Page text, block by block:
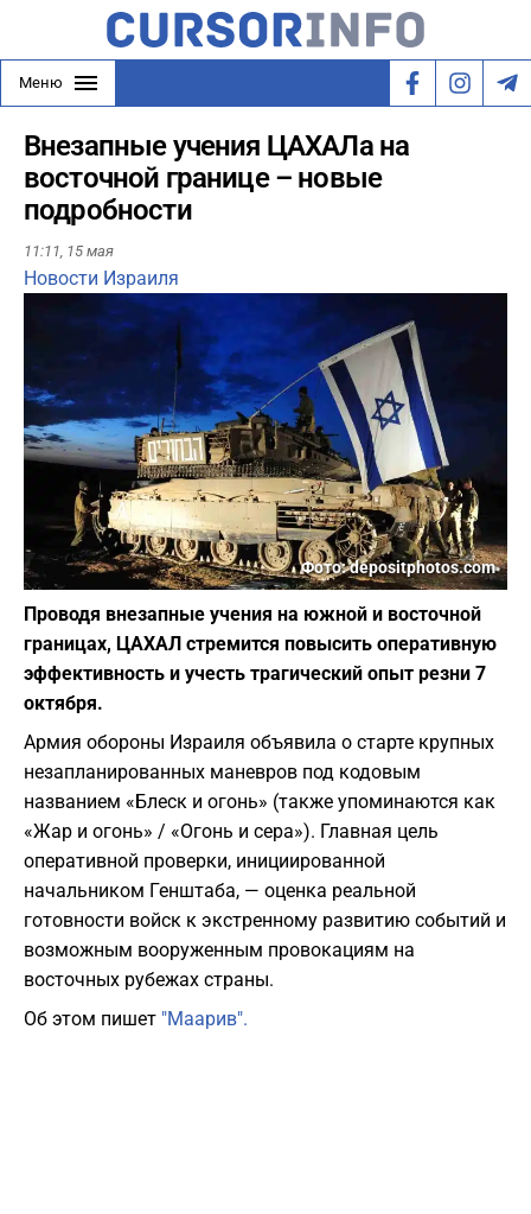
Меню
Внезапные учения ЦАХАЛа на
восточной границе – новые
подробности
11:11, 15 мая
Новости Израиля
Фото: depositphotos.com
Проводя внезапные учения на южной и восточной
границах, ЦАХАЛ стремится повысить оперативную
эффективность и учесть трагический опыт резни 7
октября.
Армия обороны Израиля объявила о старте крупных
незапланированных маневров под кодовым
названием «Блеск и огонь» (также упоминаются как
«Жар и огонь» / «Огонь и сера»). Главная цель
оперативной проверки, инициированной
начальником Генштаба, — оценка реальной
готовности войск к экстренному развитию событий и
возможным вооруженным провокациям на
восточных рубежах страны.
Об этом пишет "Маарив".